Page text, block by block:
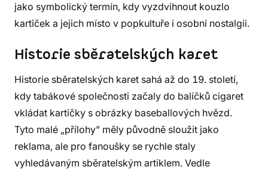
jako symbolický termín, kdy vyzdvihnout kouzlo
kartiček a jejich místo v popkultuře i osobní nostalgii.
Historie sběratelských karet
Historie sběratelských karet sahá až do 19. století,
kdy tabákové společnosti začaly do balíčků cigaret
vkládat kartičky s obrázky baseballových hvězd.
Tyto malé „přílohy” měly původně sloužit jako
reklama, ale pro fanoušky se rychle staly
vyhledávaným sběratelským artiklem. Vedle